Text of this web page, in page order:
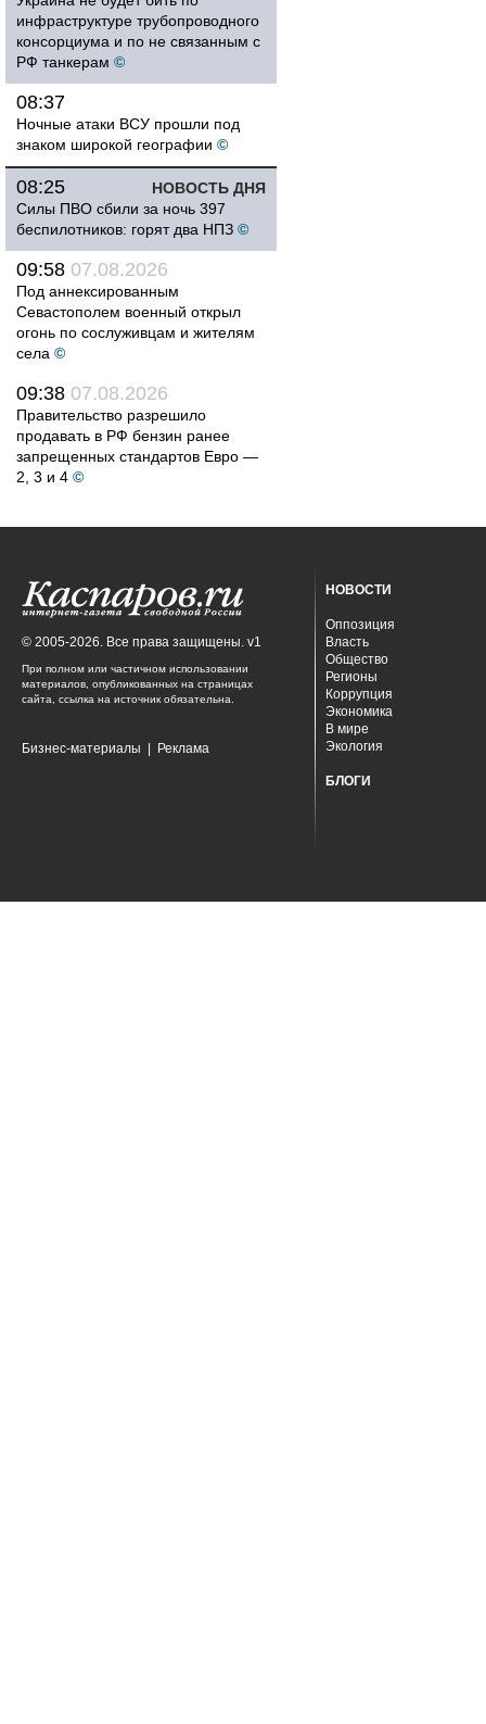
инфраструктуре трубопроводного
консорциума и по не связанным с
РФ танкерам ©
08:37
Ночные атаки ВСУ прошли под
знаком широкой географии ©
НОВОСТЬ ДНЯ
08:25
Силы ПВО сбили за ночь 397
беспилотников: горят два НПЗ ©
09:58 07.08.2026
Под аннексированным
Севастополем военный открыл
огонь по сослуживцам и жителям
села ©
09:38 07.08.2026
Правительство разрешило
продавать в РФ бензин ранее
запрещенных стандартов Евро —
2, 3 и 4 ©
© 2005-2026. Все права защищены. v1
При полном или частичном использовании
материалов, опубликованных на страницах
сайта, ссылка на источник обязательна.
Бизнес-материалы Реклама
НОВОСТИ
Оппозиция
Власть
Общество
Регионы
Коррупция
Экономика
В мире
Экология
БЛОГИ